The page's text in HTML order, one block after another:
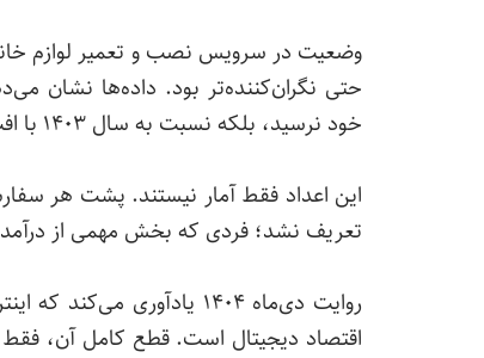
وضعیت در سرویس نصب و تعمیر لوازم
حتی نگران‌کننده‌تر بود. داد
خود نرسید، بلکه نسبت به سال ۱۴۰۳ با افت حدود ۲۰ درصدی مواجه شد.
این اعداد فقط آمار نیستند. پشت هر
تعریف نشد؛ فردی که بخش مهمی از
روایت دی‌ماه ۱۴۰۴
اقتصاد دیجیتال است. قطع کامل آن، فقط